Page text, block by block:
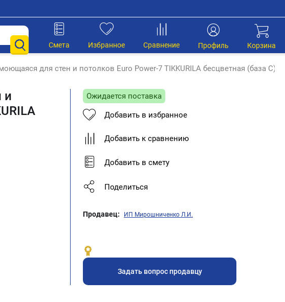
Корзина
Профиль
Сравнение
Избранное
Смета
для стен и потолков Euro Power-7 TIKKURILA бесцветная (база С)
и
Ожидается поставка
Добавить в избранное
Добавить к сравнению
Добавить в смету
Поделиться
Продавец: ИП Мирошниченко Л.И.
Задать вопрос продавцу